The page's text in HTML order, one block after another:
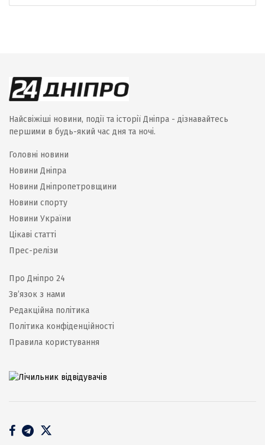
Найсвіжіші новини, події та історії Дніпра - дізнавайтесь
першими в будь-який час дня та ночі.
Головні новини
Новини Дніпра
Новини Дніпропетровщини
Новини спорту
Новини України
Цікаві статті
Прес-релізи
Про Дніпро 24
Зв’язок з нами
Редакційна політика
Політика конфіденційності
Правила користування